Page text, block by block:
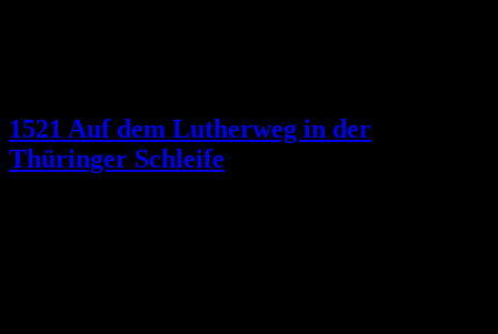
1521 Auf dem Lutherweg in der
Thüringer Schleife